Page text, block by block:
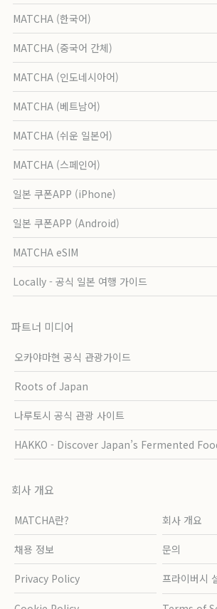
MATCHA (한국어)
MATCHA (중국어 간체)
MATCHA (인도네시아어)
MATCHA (베트남어)
MATCHA (쉬운 일본어)
MATCHA (스페인어)
일본 쿠폰APP (iPhone)
일본 쿠폰APP (Android)
MATCHA eSIM
Locally - 공식 일본 여행 가이드
파트너 미디어
오카야마현 공식 관광가이드
Roots of Japan
나루토시 공식 관광 사이트
HAKKO - Discover Japan’s Fermented
회사 개요
MATCHA란? 회사 개요
채용 정보 문의
Privacy Policy 프라이버시